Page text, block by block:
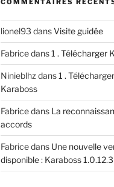
COMMENTAIRES
lionel93 dansVisite guidée
Fabricedans1 . Télécharger
Ninieblhz dans1 . Télécharger
Karaboss
Fabricedans La
accords
Fabricedans Une nouvelle
disponible : Karaboss 1.0.12.3